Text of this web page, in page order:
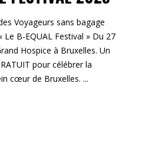
Voyageurs sans bagage
Le B-EQUAL Festival » Du 27
Hospice à Bruxelles. Un
pour célébrer la
cœur de Bruxelles.